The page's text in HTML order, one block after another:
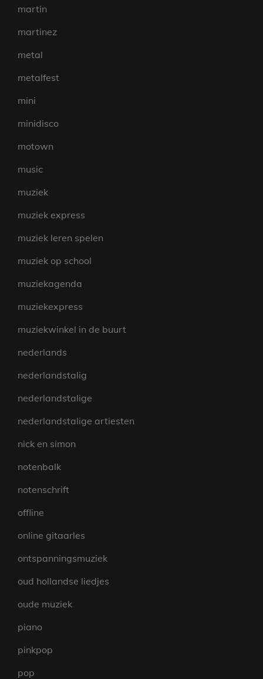
martin
martinez
metal
metalfest
mini
minidisco
motown
music
muziek
muziek express
muziek leren spelen
muziek op school
muziekagenda
muziekexpress
muziekwinkel in de buurt
nederlands
nederlandstalig
nederlandstalige
nederlandstalige artiesten
nick en simon
notenbalk
notenschrift
offline
online gitaarles
ontspanningsmuziek
oud hollandse liedjes
oude muziek
piano
pinkpop
pop